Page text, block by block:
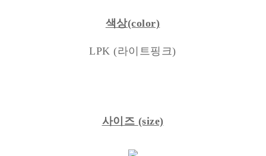
색상(color)
LPK (라이트핑크)
사이즈 (size)